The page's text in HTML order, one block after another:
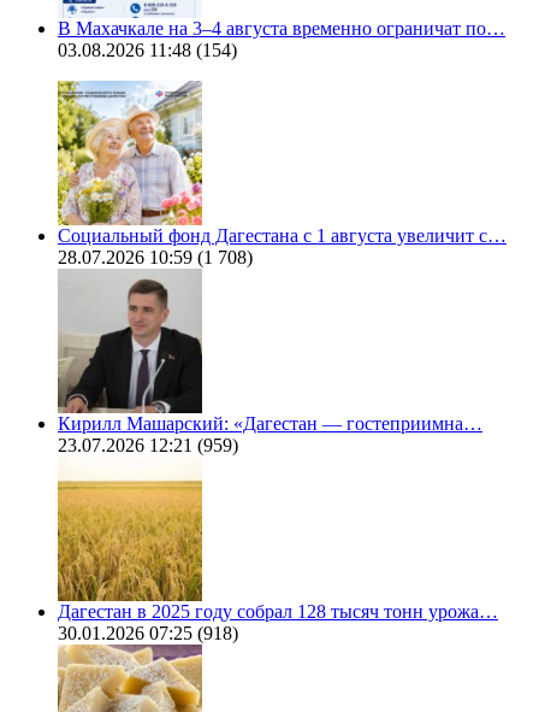
В Махачкале на 3–4 августа временно ограничат по…
03.08.2026 11:48 (154)
Социальный фонд Дагестана с 1 августа увеличит с…
28.07.2026 10:59 (1 708)
Кирилл Машарский: «Дагестан — гостеприимна…
23.07.2026 12:21 (959)
Дагестан в 2025 году собрал 128 тысяч тонн урожа…
30.01.2026 07:25 (918)